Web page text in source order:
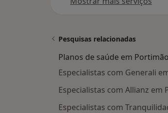
Pesquisas relacionadas
Planos de saúde em Portimão
Especialistas com Generali
Especialistas com Allianz em
Especialistas com